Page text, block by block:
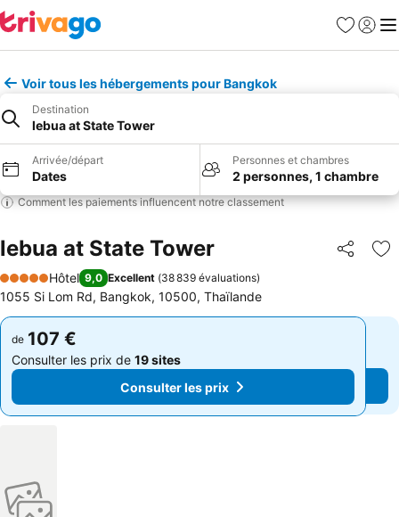
Favoris
Se
Voir tous les hébergements pour Bangkok
Destination
lebua at State Tower
Arrivée/départ
Dates
Personnes et chambres
2 personnes, 1 chambre
Comment les paiements influencent notre classement
lebua at State Tower Partager
5 Étoiles
Hôtel 9,0 Excellent (38 839 évaluations)
1055 Si Lom Rd, Bangkok, 10500, Thaïlande
de 107 €
Consulter les prix de 19 sites
Consulter les prix
de 107 €
Consulter les prix de 19 sites
Consulter les prix